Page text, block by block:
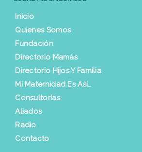
Inicio
Quienes Somos
Fundación
Directorio Mamás
Directorio Hijos Y Familia
Mi Maternidad Es Así…
Consultorías
Aliados
Radio
Contacto